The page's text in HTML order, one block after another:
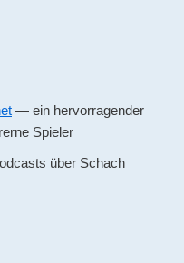
— ein hervorragender
Spieler
über Schach